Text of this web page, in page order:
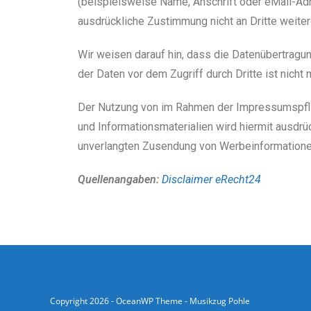
ausdrückliche Zustimmung nicht an Dritte
Wir weisen darauf hin, dass die
der Daten vor dem Zugriff durch Dritte ist nicht
Der Nutzung von im Rahmen der
und Informationsmaterialien wird hiermit
unverlangten Zusendung von
Quellenangaben: Disclaimer eRecht24
Copyright 2026 - OceanWP Theme - Musikzug Pohle